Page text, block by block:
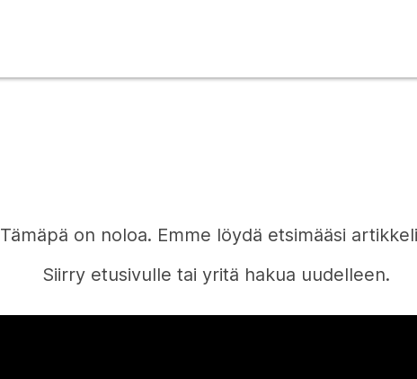
Tämäpä on noloa. Emme löydä etsimääsi
Siirry etusivulle tai yritä hakua uudelleen.